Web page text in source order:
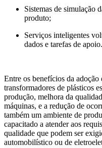
Sistemas de simulação
produto;
Serviços inteligentes
dados e tarefas de apoio.
Entre os benefícios da adoção
transformadores de plásticos
produção, melhora da
máquinas, e a redução de
também um ambiente de
capacitado a atender aos
qualidade que podem ser
automobilístico ou de